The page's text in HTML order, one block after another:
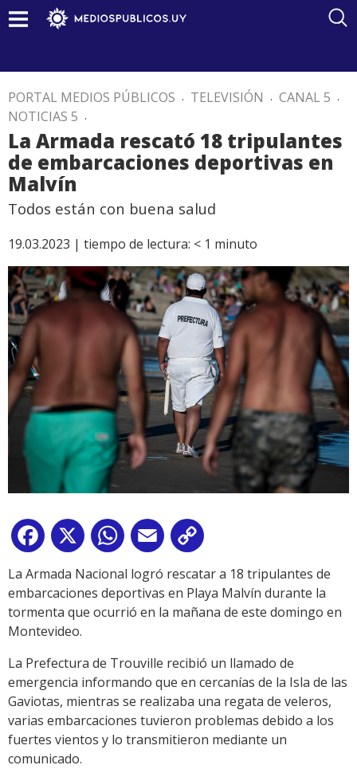
PORTAL MEDIOS PÚBLICOS . TELEVISIÓN . CANAL 5 .
NOTICIAS 5 .
La Armada rescató 18 tripulantes
de embarcaciones deportivas en
Malvín
Todos están con buena salud
19.03.2023 | tiempo de lectura: < 1 minuto
Facebook
X WhatsApp
Email
Link
La Armada Nacional logró rescatar a 18 tripulantes de
embarcaciones deportivas en Playa Malvín durante la
tormenta que ocurrió en la mañana de este domingo en
Montevideo.
La Prefectura de Trouville recibió un llamado de
emergencia informando que en cercanías de la Isla de las
Gaviotas, mientras se realizaba una regata de veleros,
varias embarcaciones tuvieron problemas debido a los
fuertes vientos y lo transmitieron mediante un
comunicado.